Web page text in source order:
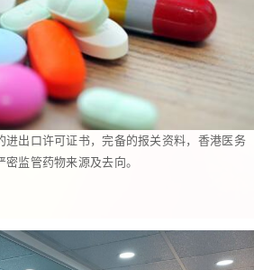
进出口许可证书，完备的报关资料，香港医务
监管药物来源及去向。